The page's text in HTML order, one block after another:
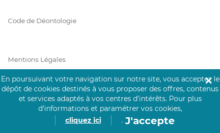
Code de Déontologie
Mentions Légales
Prérequis Click&Care
En poursuivant votre navigation sur notre site, vous acceptez le
dépôt de cookies destinés à vous proposer des offres, contenus
et services adaptés à vos centres d’intérêts. Pour plus
d’informations et paramétrer vos cookies,
cliquez ici
. J'accepte
✕